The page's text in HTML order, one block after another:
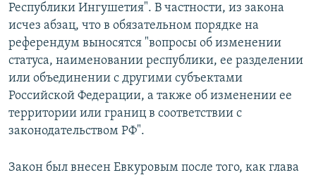
Республики Ингушетия". В частности, из закона
исчез абзац, что в обязательном порядке на
референдум выносятся "вопросы об изменении
статуса, наименовании республики, ее разделении
или объединении с другими субъектами
Российской Федерации, а также об изменении ее
территории или границ в соответствии с
законодательством РФ".
Закон был внесен Евкуровым после того, как глава